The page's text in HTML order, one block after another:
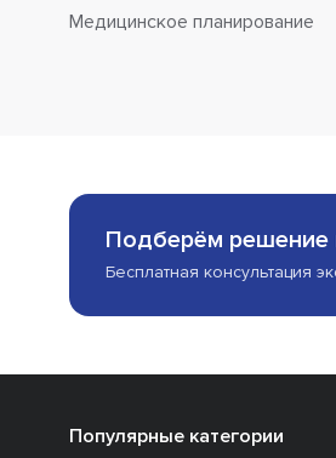
Медицинское планирование
Подберём решение
Бесплатная консультация
Популярные категории